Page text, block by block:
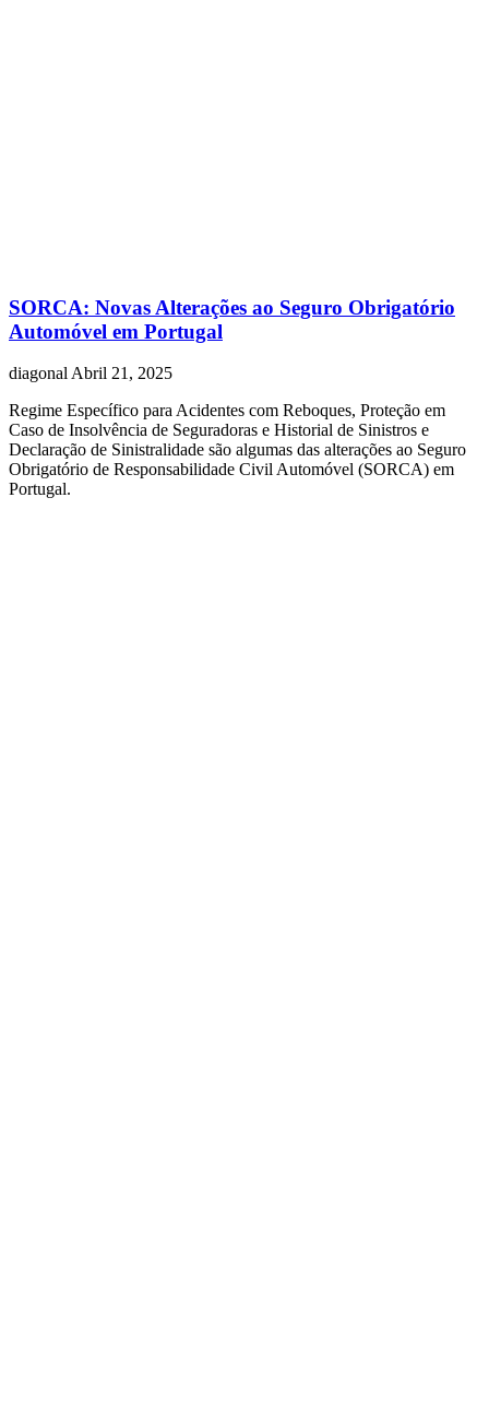
SORCA: Novas Alterações ao Seguro Obrigatório
Automóvel em Portugal
diagonal Abril 21, 2025
Regime Específico para Acidentes com Reboques, Proteção em
Caso de Insolvência de Seguradoras e Historial de Sinistros e
Declaração de Sinistralidade são algumas das alterações ao Seguro
Obrigatório de Responsabilidade Civil Automóvel (SORCA) em
Portugal.